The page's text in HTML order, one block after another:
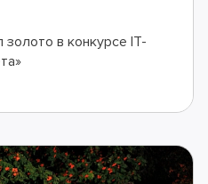
в конкурсе IT-